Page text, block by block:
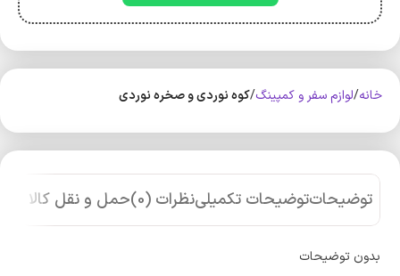
خانه لوازم سفر و کمپینگ کوه‌ نوردی و صخره نوردی
توضیحاتتوضیحات تکمیلینظرات (0) حمل و نقل کالا
بدون توضیحات